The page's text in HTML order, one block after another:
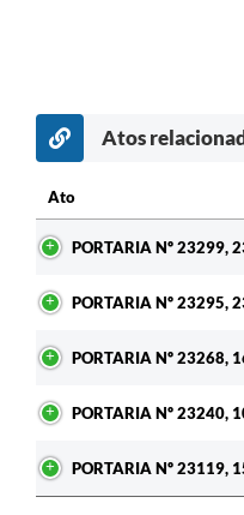
Atos
Ato
PORTARIA Nº 23299,
PORTARIA Nº 23295,
PORTARIA Nº 23268,
PORTARIA Nº 23240,
PORTARIA Nº 23119,